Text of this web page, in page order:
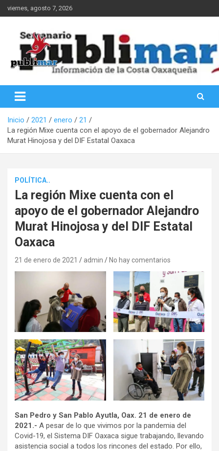
Saltar
al
viernes, agosto 7, 2026
PubliMar
Inicio 2021 enero
21
La región Mixe cuenta con el apoyo de el gobernador Alejandro
Murat Hinojosa y del DIF Estatal Oaxaca
POLÍTICA..
La región Mixe cuenta con el
apoyo de el gobernador Alejandro
Murat Hinojosa y del DIF Estatal
Oaxaca
21 de enero de 2021 admin No hay comentarios
San Pedro y San Pablo Ayutla, Oax. 21 de enero de
2021.- A pesar de lo que vivimos por la pandemia del
Covid-19, el Sistema DIF Oaxaca sigue trabajando, llevando
asistencia social a todos los rincones del estado. Por ello,